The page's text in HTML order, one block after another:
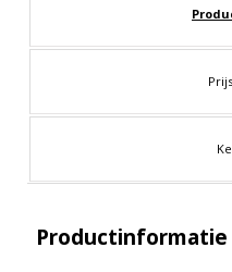
Productinformatie